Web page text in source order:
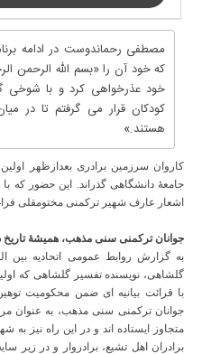
مصطفی رحماندوست در ادامه
که خود آن را «بسم الله الرحمن
خود عذرخواهی کرد و با
کودکان قرار می گرفتم تا در
هستند.»
کاروان سرزمین برادری بعدازظهر
جامعۀ دانشگاهی گذراند. این حضور که با
اشعار عارف شهیر ترکمنی مختومقلی
جوانان ترکمنی سنی مذهب، همیشۀ تاریخ
به گزارش روابط عمومی اتحادیه بین
گلشاهی، نویسنده تفسیر گلشاهی که
با قرائت بیانیه ای ضمن محکومیت
جوانان ترکمنی سنی مذهب، به عنوان
متجاوز ایستاده اند و در این راه نیز به
برادران اهل تشیع، برادروار و در